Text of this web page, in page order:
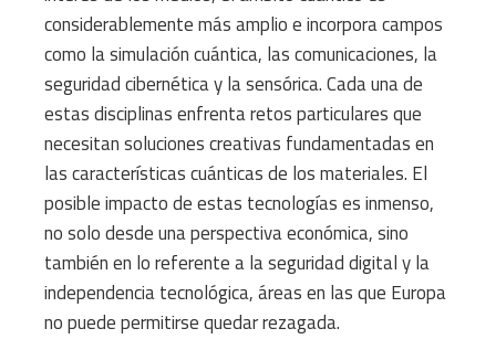
considerablemente más amplio e incorpora campos
como la simulación cuántica, las comunicaciones, la
seguridad cibernética y la sensórica. Cada una de
estas disciplinas enfrenta retos particulares que
necesitan soluciones creativas fundamentadas en
las características cuánticas de los materiales. El
posible impacto de estas tecnologías es inmenso,
no solo desde una perspectiva económica, sino
también en lo referente a la seguridad digital y la
independencia tecnológica, áreas en las que Europa
no puede permitirse quedar rezagada.